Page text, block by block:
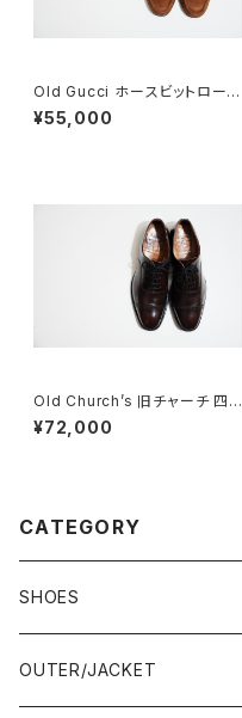
Old Gucci ホースビットローフ
ァー 36C Brown Suede
¥55,000
Old Church’s 旧チャーチ 四都
市 BELMONTパンチドキャップ
トウ 85G
¥72,000
CATEGORY
SHOES
21.5-22.0 cm
OUTER/JACKET